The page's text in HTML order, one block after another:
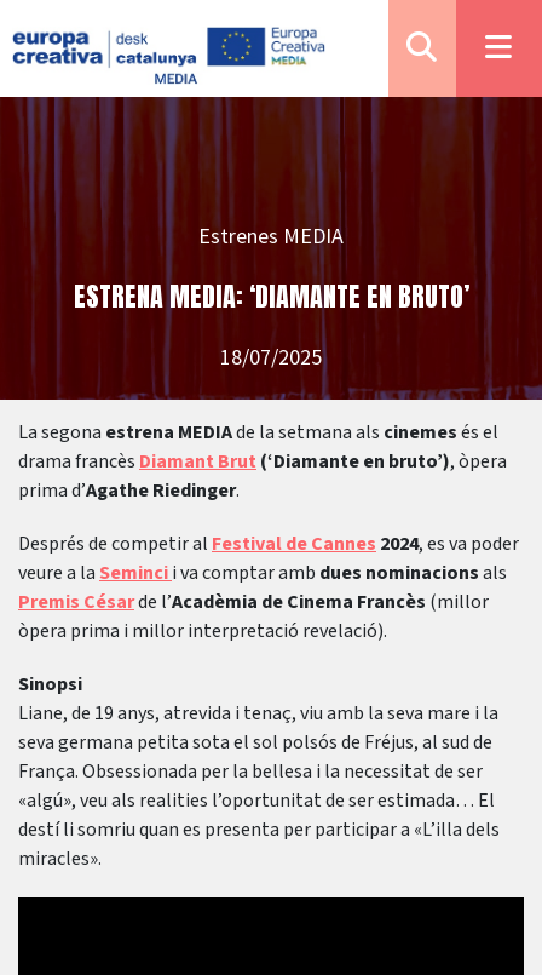
Estrenes MEDIA
ESTRENA MEDIA: ‘DIAMANTE EN BRUTO’
18/07/2025
La segona estrena MEDIAde la setmana als cinemesés el
drama francès Diamant Brut (‘Diamante en bruto’), òpera
prima d’Agathe Riedinger.
Després de competir al Festival de Cannes 2024, es va poder
veure a la Semincii va comptar amb dues nominacionsals
Premis Césarde l’Acadèmia de Cinema Francès (millor
òpera prima i millor interpretació revelació).
Sinopsi
Liane, de 19 anys, atrevida i tenaç, viu amb la seva mare i la
seva germana petita sota el sol polsós de Fréjus, al sud de
França. Obsessionada per la bellesa i la necessitat de ser
«algú», veu als realities l’oportunitat de ser estimada… El
destí li somriu quan es presenta per participar a «L’illa dels
miracles».